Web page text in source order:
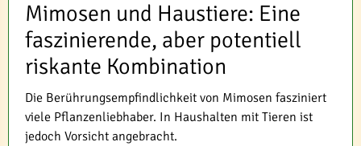
Mimosen und Haustiere: Eine
faszinierende, aber potentiell
riskante Kombination
Die Berührungsempfindlichkeit von Mimosen fasziniert
viele Pflanzenliebhaber. In Haushalten mit Tieren ist
jedoch Vorsicht angebracht.